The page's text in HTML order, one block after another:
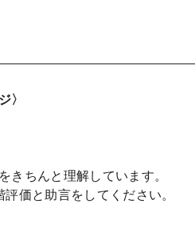
〉
きちんと理解しています。
価と助言をしてください。